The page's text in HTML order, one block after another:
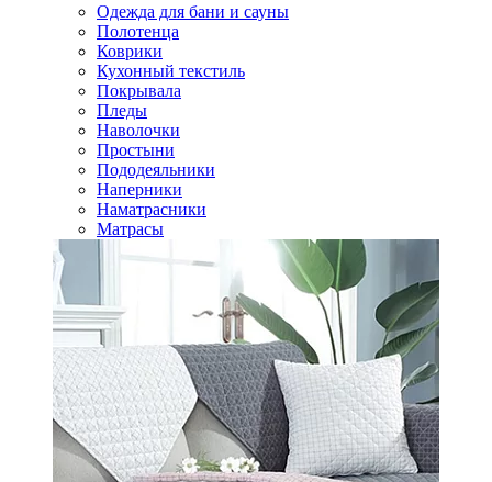
Одежда для бани и сауны
Полотенца
Коврики
Кухонный текстиль
Покрывала
Пледы
Наволочки
Простыни
Пододеяльники
Наперники
Наматрасники
Матрасы